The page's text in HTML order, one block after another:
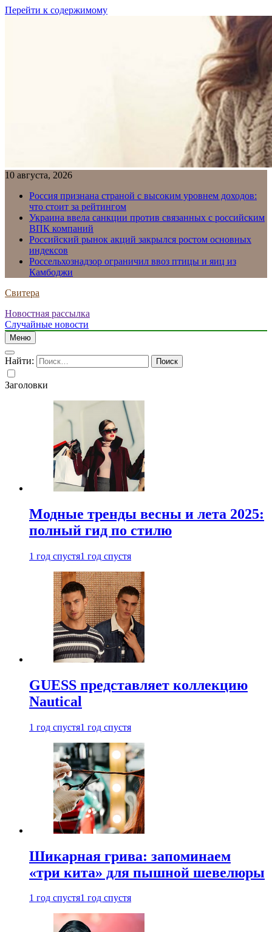
Перейти к содержимому
10 августа, 2026
Россия признана страной с высоким уровнем доходов:
что стоит за рейтингом
Украина ввела санкции против связанных с российским
ВПК компаний
Российский рынок акций закрылся ростом основных
индексов
Россельхознадзор ограничил ввоз птицы и яиц из
Камбоджи
Свитера
Новостная рассылка
Случайные новости
Меню
Найти:
Заголовки
Модные тренды весны и лета 2025:
полный гид по стилю
1 год спустя1 год спустя
GUESS представляет коллекцию
Nautical
1 год спустя1 год спустя
Шикарная грива: запоминаем
«три кита» для пышной шевелюры
1 год спустя1 год спустя